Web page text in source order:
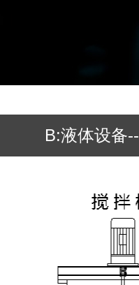
B:液体设备--